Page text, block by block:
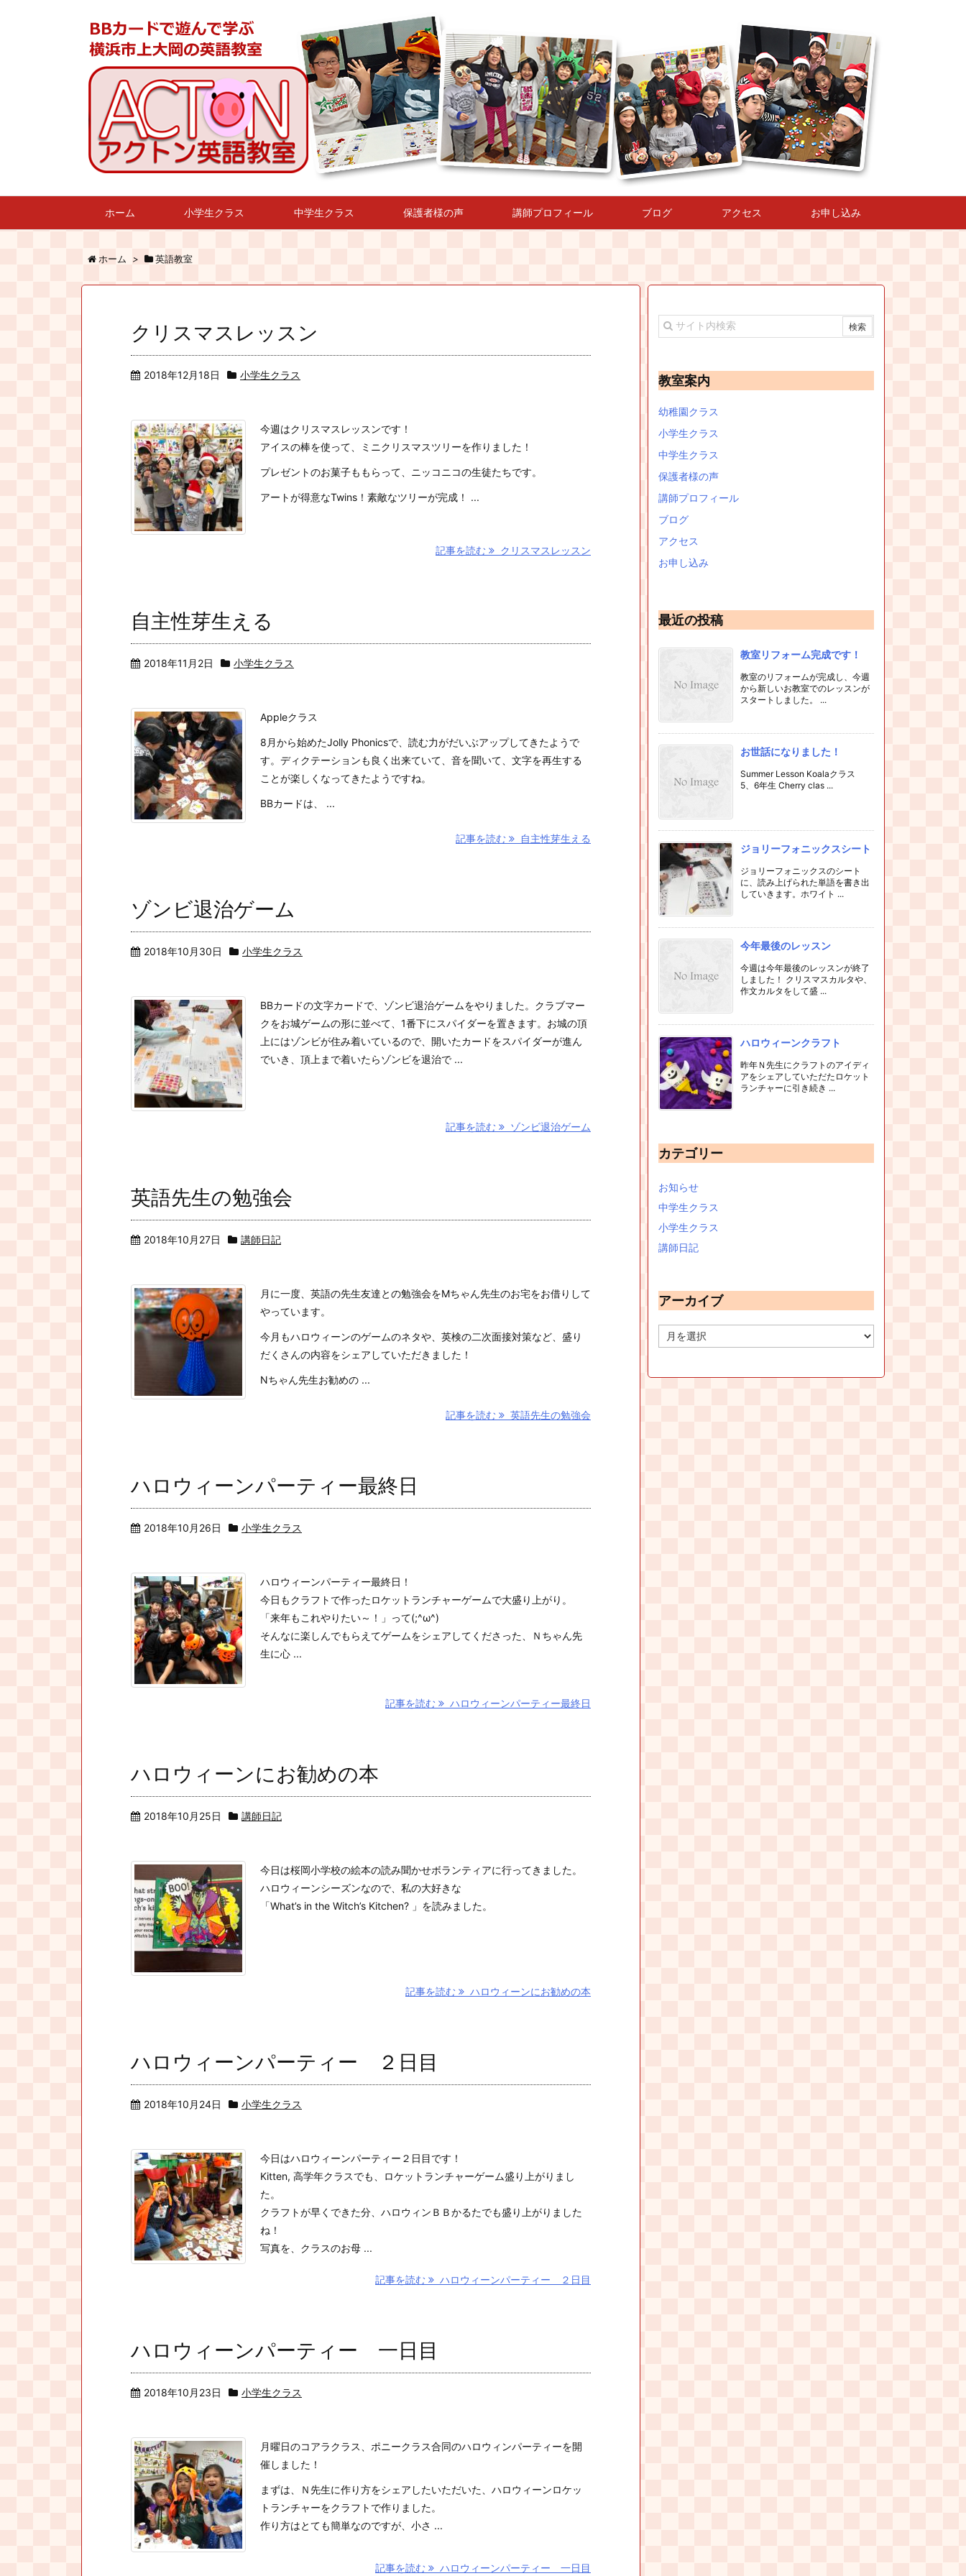
ホーム 小学生クラス 中学生クラス 保護者様の声 講師プロフィール ブログ アクセス お申し込み
ホーム > 英語教室
クリスマスレッスン
2018年12月18日 小学生クラス
今週はクリスマスレッスンです！
アイスの棒を使って、ミニクリスマスツリーを作りました！
プレゼントのお菓子ももらって、ニッコニコの生徒たちです。
アートが得意なTwins！素敵なツリーが完成！ ...
記事を読む クリスマスレッスン
自主性芽生える
2018年11月2日 小学生クラス
Appleクラス
8月から始めたJolly Phonicsで、読む力がだいぶアップしてきたようで
す。ディクテーションも良く出来ていて、音を聞いて、文字を再生する
ことが楽しくなってきたようですね。
BBカードは、 ...
記事を読む 自主性芽生える
ゾンビ退治ゲーム
2018年10月30日 小学生クラス
BBカードの文字カードで、ゾンビ退治ゲームをやりました。クラブマー
クをお城ゲームの形に並べて、1番下にスパイダーを置きます。お城の頂
上にはゾンビが住み着いているので、開いたカードをスパイダーが進ん
でいき、頂上まで着いたらゾンビを退治で ...
記事を読む ゾンビ退治ゲーム
英語先生の勉強会
2018年10月27日 講師日記
月に一度、英語の先生友達との勉強会をMちゃん先生のお宅をお借りして
やっています。
今月もハロウィーンのゲームのネタや、英検の二次面接対策など、盛り
だくさんの内容をシェアしていただきました！
Nちゃん先生お勧めの ...
記事を読む 英語先生の勉強会
ハロウィーンパーティー最終日
2018年10月26日 小学生クラス
ハロウィーンパーティー最終日！
今日もクラフトで作ったロケットランチャーゲームで大盛り上がり。
「来年もこれやりたい～！」って(;^ω^)
そんなに楽しんでもらえてゲームをシェアしてくださった、Ｎちゃん先
生に心 ...
記事を読む ハロウィーンパーティー最終日
ハロウィーンにお勧めの本
2018年10月25日 講師日記
今日は桜岡小学校の絵本の読み聞かせボランティアに行ってきました。
ハロウィーンシーズンなので、私の大好きな
「What’s in the Witch’s Kitchen? 」を読みました。
記事を読む ハロウィーンにお勧めの本
ハロウィーンパーティー ２日目
2018年10月24日 小学生クラス
今日はハロウィーンパーティー２日目です！
Kitten, 高学年クラスでも、ロケットランチャーゲーム盛り上がりまし
た。
クラフトが早くできた分、ハロウィンＢＢかるたでも盛り上がりました
ね！
写真を、クラスのお母 ...
記事を読む ハロウィーンパーティー ２日目
ハロウィーンパーティー 一日目
2018年10月23日 小学生クラス
月曜日のコアラクラス、ポニークラス合同のハロウィンパーティーを開
催しました！
まずは、Ｎ先生に作り方をシェアしたいただいた、ハロウィーンロケッ
トランチャーをクラフトで作りました。
作り方はとても簡単なのですが、小さ ...
記事を読む ハロウィーンパーティー 一日目
教室案内
幼稚園クラス
小学生クラス
中学生クラス
保護者様の声
講師プロフィール
ブログ
アクセス
お申し込み
最近の投稿
教室リフォーム完成です！
教室のリフォームが完成し、今週
から新しいお教室でのレッスンが
スタートしました。 ...
お世話になりました！
Summer Lesson Koalaクラス
5、6年生 Cherry clas ...
ジョリーフォニックスシート
ジョリーフォニックスのシート
に、読み上げられた単語を書き出
していきます。ホワイト ...
今年最後のレッスン
今週は今年最後のレッスンが終了
しました！ クリスマスカルタや、
作文カルタをして盛 ...
ハロウィーンクラフト
昨年Ｎ先生にクラフトのアイディ
アをシェアしていただたロケット
ランチャーに引き続き ...
カテゴリー
お知らせ
中学生クラス
小学生クラス
講師日記
アーカイブ
ー